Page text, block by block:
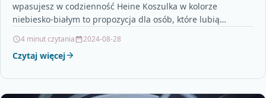
wpasujesz w codzienność Heine Koszulka w kolorze
niebiesko-białym to propozycja dla osób, które lubią
4 minut czytania 2024-08-28
Czytaj więcej